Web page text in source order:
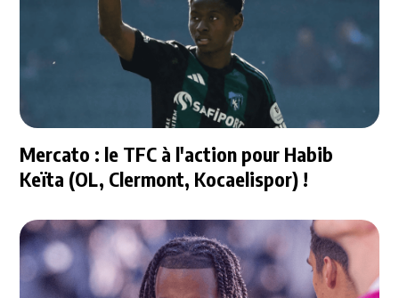
Mercato : le TFC à l'action pour Habib
Keïta (OL, Clermont, Kocaelispor) !